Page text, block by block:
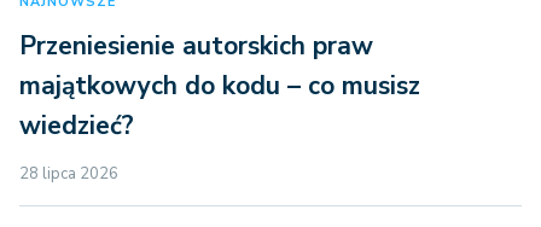
Przeniesienie autorskich praw
majątkowych do kodu – co musisz
wiedzieć?
28 lipca 2026